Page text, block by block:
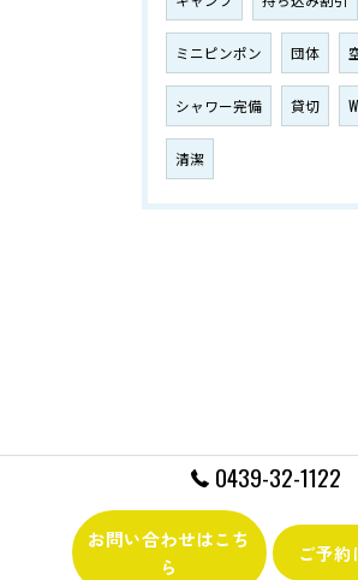
ミニピンポン 団体
シャワー完備 貸切
清潔
0439-32-1122
お問い合わせはこち
ら
ご予約